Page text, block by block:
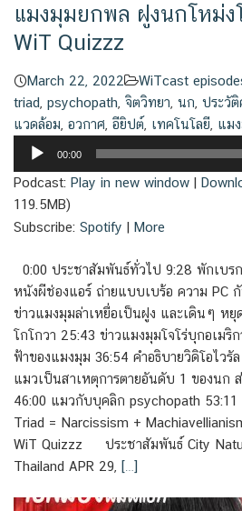
แมงมุมยกพล ฝูงนกโหม่ง
WiT Quizzz
March 22, 2022 WiTcast
triad psychopath จิตวิทยา นก ประวั
แวดล้อม อวกาศ อียิปต์ เทคโนโลยี แม
Audio
00:00
Podcast: Play in new window |
119.5MB)
Subscribe: Spotify | More
0:00 ประชาสัมพันธ์ทั่วไป 9:28 พักเบร
หนังผีช่องแอร์ ถ่ายแบบเบร้อ ความ PC
ข่าวแมงมุมล่าเหยื่อเป็นฝูง และเดินๆ ห
โกโกวา 25:43 ข่าวแมงมุมโจโร่บุกอเม
ฟ้าของแมงมุม 36:54 คำอธิบายวิดิโอไวรั
แมวเป็นสาเหตุการตายอันดับ 1 ของนก
46:00 แมวกับบุคลิก psychopath 53:11
Triad = Narcissism +
WiT Quizzz ประชาสัมพันธ์ City
Thailand APR 29,
[…]